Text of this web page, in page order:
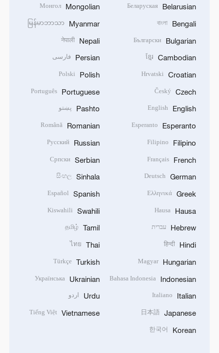
Belarusian
Беларуская
Bengali
বাংলা
Bulgarian
Български
Cambodian
ខ្មែរ
Croatian
Hrvatski
Czech
Český
English
English
Esperanto
Esperanto
Filipino
Filipino
French
Français
German
Deutsch
Greek
Ελληνικά
Hausa
Hausa
Hebrew עברית
Hindi
हिन्दी
Hungarian
Magyar
Indonesian
Bahasa Indonesia
Italian
Italiano
Japanese
日本語
Korean
한국어
Mongolian
Монгол
Myanmar
မြန်မာဘာသာ
Nepali
नेपाली
Persian فارسی
Polish
Polski
Portuguese
Português
Pashto پښتو
Romanian
Română
Russian
Русский
Serbian
Српски
Sinhala
සිංහල
Spanish
Español
Swahili
Kiswahili
Tamil
தமிழ்
Thai
ไทย
Turkish
Türkçe
Ukrainian
Українська
Urdu اردو
Vietnamese
Tiếng Việt